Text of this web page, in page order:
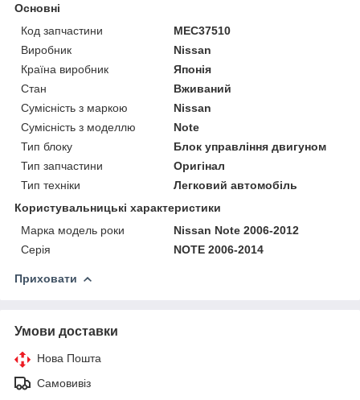
Основні
Код запчастини
MEC37510
Виробник
Nissan
Країна виробник
Японія
Стан
Вживаний
Сумісність з маркою
Nissan
Сумісність з моделлю
Note
Тип блоку
Блок управління двигуном
Тип запчастини
Оригінал
Тип техніки
Легковий автомобіль
Користувальницькі характеристики
Марка модель роки
Nissan Note 2006-2012
Серія
NOTE 2006-2014
Приховати
Умови доставки
Нова Пошта
Самовивіз